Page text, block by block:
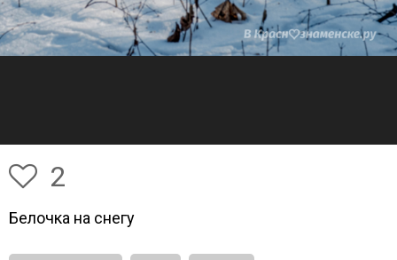
2
Белочка на снегу